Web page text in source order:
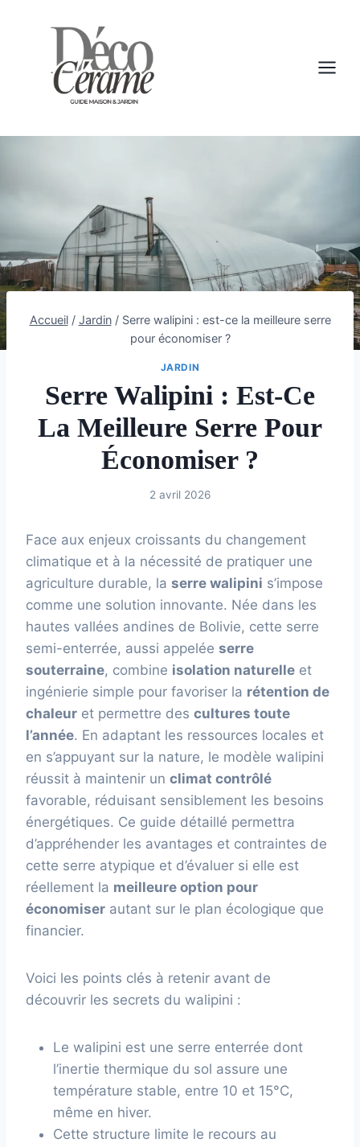
Accueil / Jardin / Serre walipini : est-ce la meilleure serre
pour économiser ?
JARDIN
Serre Walipini : Est-Ce
La Meilleure Serre Pour
Économiser ?
2 avril 2026
Face aux enjeux croissants du changement
climatique et à la nécessité de pratiquer une
agriculture durable, la serre walipini s’impose
comme une solution innovante. Née dans les
hautes vallées andines de Bolivie, cette serre
semi-enterrée, aussi appelée serre
souterraine, combine isolation naturelle et
ingénierie simple pour favoriser la rétention de
chaleur et permettre des cultures toute
l’année. En adaptant les ressources locales et
en s’appuyant sur la nature, le modèle walipini
réussit à maintenir un climat contrôlé
favorable, réduisant sensiblement les besoins
énergétiques. Ce guide détaillé permettra
d’appréhender les avantages et contraintes de
cette serre atypique et d’évaluer si elle est
réellement la meilleure option pour
économiser autant sur le plan écologique que
financier.
Voici les points clés à retenir avant de
découvrir les secrets du walipini :
Le walipini est une serre enterrée dont
l’inertie thermique du sol assure une
température stable, entre 10 et 15°C,
même en hiver.
Cette structure limite le recours au